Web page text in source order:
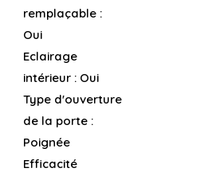
remplaçable :
Oui
Eclairage
intérieur : Oui
Type d'ouverture
de la porte :
Poignée
Efficacité